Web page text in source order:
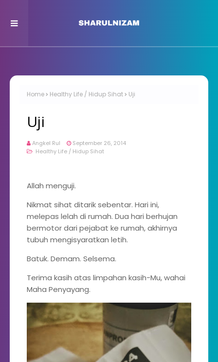
Home Healthy Life / Hidup Sihat Uji
Uji
Angkel Rul
September 26, 2014
Healthy Life / Hidup Sihat
Allah menguji.
Nikmat sihat ditarik sebentar. Hari ini,
melepas lelah di rumah. Dua hari berhujan
bermotor dari pejabat ke rumah, akhirnya
tubuh mengisyaratkan letih.
Batuk. Demam. Selsema.
Terima kasih atas limpahan kasih-Mu, wahai
Maha Penyayang.